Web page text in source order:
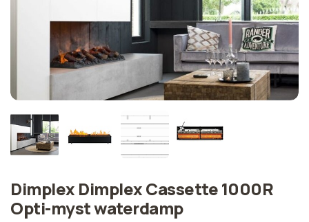
Dimplex Dimplex Cassette 1000R
Opti-myst waterdamp